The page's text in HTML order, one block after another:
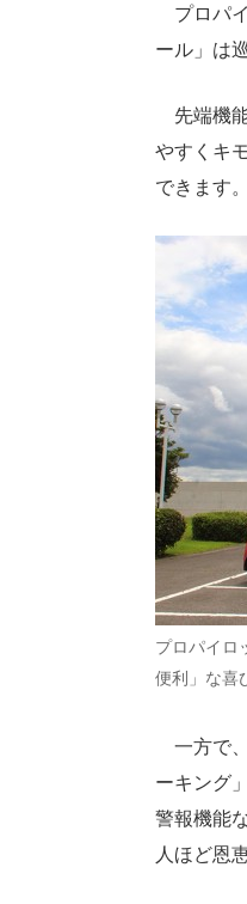
プロパイ
ール」は
先端機能
やすくキ
できます
プロパイロ
便利」な喜
一方で
ーキング
警報機能
人ほど恩